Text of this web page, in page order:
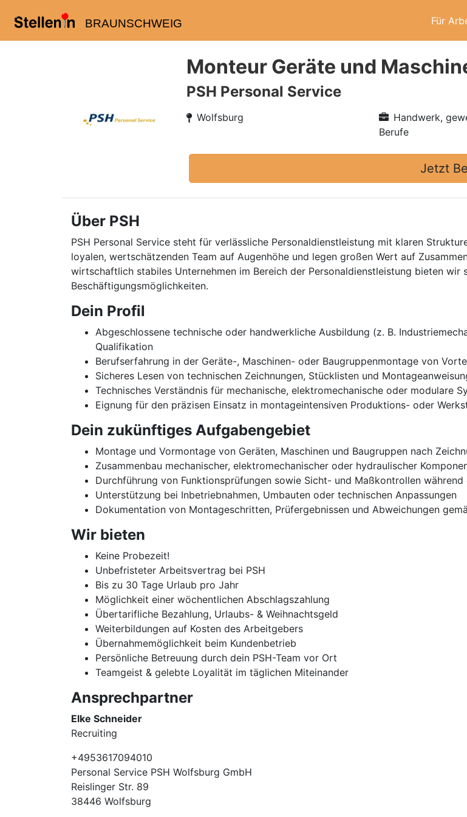
BRAUNSCHWEIG Für
Monteur Geräte und
PSH Personal Service
Wolfsburg
Handwerk,
Berufe
Jetzt
Über PSH
PSH Personal Service steht für verlässliche Personaldienstleistung mit klaren
loyalen, wertschätzenden Team auf Augenhöhe und legen großen Wert auf
wirtschaftlich stabiles Unternehmen im Bereich der Personaldienstleistung bieten wir
Beschäftigungsmöglichkeiten.
Dein Profil
Abgeschlossene technische oder handwerkliche Ausbildung (z. B.
Qualifikation
Berufserfahrung in der Geräte-, Maschinen- oder Baugruppenmontage von
Sicheres Lesen von technischen Zeichnungen, Stücklisten und
Technisches Verständnis für mechanische, elektromechanische oder modulare
Eignung für den präzisen Einsatz in montageintensiven Produktions- oder
Dein zukünftiges Aufgabengebiet
Montage und Vormontage von Geräten, Maschinen und Baugruppen nach
Zusammenbau mechanischer, elektromechanischer oder hydraulischer
Durchführung von Funktionsprüfungen sowie Sicht- und Maßkontrollen
Unterstützung bei Inbetriebnahmen, Umbauten oder technischen Anpassungen
Dokumentation von Montageschritten, Prüfergebnissen und Abweichungen
Wir bieten
Keine Probezeit!
Unbefristeter Arbeitsvertrag bei PSH
Bis zu 30 Tage Urlaub pro Jahr
Möglichkeit einer wöchentlichen Abschlagszahlung
Übertarifliche Bezahlung, Urlaubs- & Weihnachtsgeld
Weiterbildungen auf Kosten des Arbeitgebers
Übernahmemöglichkeit beim Kundenbetrieb
Persönliche Betreuung durch dein PSH-Team vor Ort
Teamgeist & gelebte Loyalität im täglichen Miteinander
Ansprechpartner
Elke Schneider
Recruiting
+4953617094010
Personal Service PSH Wolfsburg GmbH
Reislinger Str. 89
38446 Wolfsburg